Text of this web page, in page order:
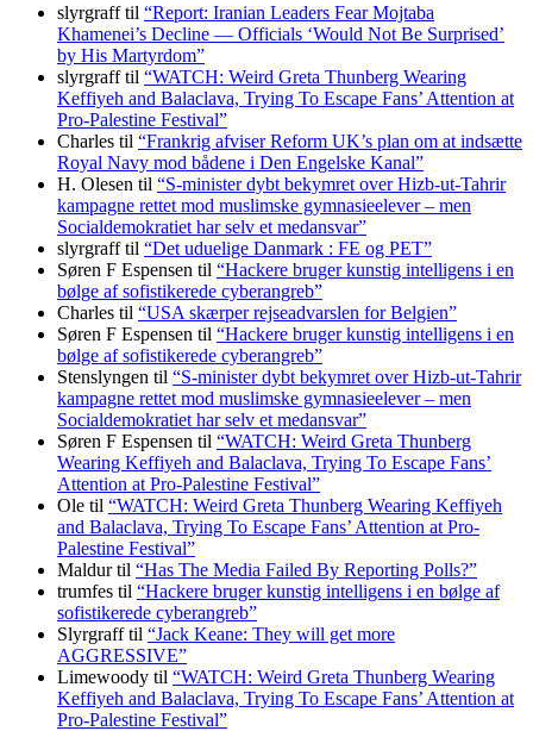
slyrgrafftil “Report: Iranian Leaders Fear Mojtaba
Khamenei’s Decline — Officials ‘Would Not Be Surprised’
by His Martyrdom”
slyrgrafftil “WATCH: Weird Greta Thunberg Wearing
Keffiyeh and Balaclava, Trying To Escape Fans’ Attention at
Pro-Palestine Festival”
Charles til “Frankrig afviser Reform UK’s plan om at indsætte
Royal Navy mod bådene i Den Engelske Kanal”
H. Olesen til “S-minister dybt bekymret over Hizb-ut-Tahrir
kampagne rettet mod muslimske gymnasieelever – men
Socialdemokratiet har selv et medansvar”
slyrgrafftil “Det uduelige Danmark : FE og PET”
Søren F Espensen til “Hackere bruger kunstig intelligens i en
bølge af sofistikerede cyberangreb”
Charles til “USA skærper rejseadvarslen for Belgien”
Søren F Espensen til “Hackere bruger kunstig intelligens i en
bølge af sofistikerede cyberangreb”
Stenslyngen til “S-minister dybt bekymret over Hizb-ut-Tahrir
kampagne rettet mod muslimske gymnasieelever – men
Socialdemokratiet har selv et medansvar”
Søren F Espensen til “WATCH: Weird Greta Thunberg
Wearing Keffiyeh and Balaclava, Trying To Escape Fans’
Attention at Pro-Palestine Festival”
Ole til “WATCH: Weird Greta Thunberg Wearing Keffiyeh
and Balaclava, Trying To Escape Fans’ Attention at Pro-
Palestine Festival”
Maldurtil “Has The Media Failed By Reporting Polls?”
trumfes til “Hackere bruger kunstig intelligens i en bølge af
sofistikerede cyberangreb”
Slyrgrafftil “Jack Keane: They will get more
AGGRESSIVE”
Limewoody til “WATCH: Weird Greta Thunberg Wearing
Keffiyeh and Balaclava, Trying To Escape Fans’ Attention at
Pro-Palestine Festival”